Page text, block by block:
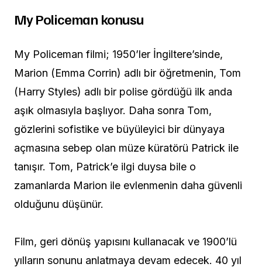
My Policeman konusu
My Policeman filmi; 1950’ler İngiltere’sinde,
Marion (Emma Corrin) adlı bir öğretmenin, Tom
(Harry Styles) adlı bir polise gördüğü ilk anda
aşık olmasıyla başlıyor. Daha sonra Tom,
gözlerini sofistike ve büyüleyici bir dünyaya
açmasına sebep olan müze küratörü Patrick ile
tanışır. Tom, Patrick’e ilgi duysa bile o
zamanlarda Marion ile evlenmenin daha güvenli
olduğunu düşünür.
Film, geri dönüş yapısını kullanacak ve 1900’lü
yılların sonunu anlatmaya devam edecek. 40 yıl